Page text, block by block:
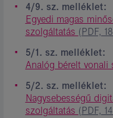
4/9. sz. melléklet:
Egyedi magas
szolgáltatás (PDF,
5/1. sz. melléklet:
Analóg bérelt vonali
5/2. sz. melléklet:
Nagysebességű
szolgáltatás (PDF,